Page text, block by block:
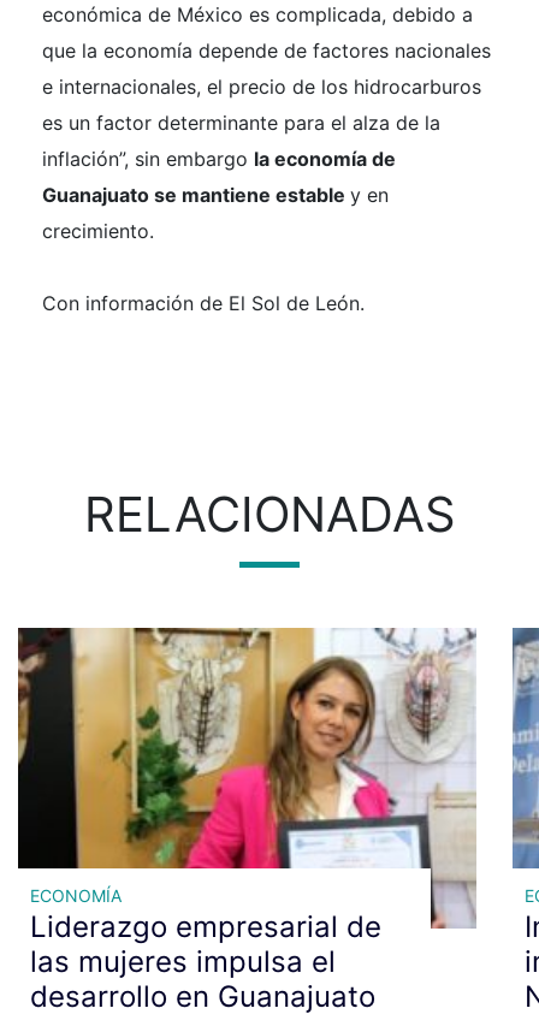
económica de México es complicada, debido a
que la economía depende de factores nacionales
e internacionales, el precio de los hidrocarburos
es un factor determinante para el alza de la
inflación”, sin embargo la economía de
Guanajuato se mantiene estable y en
crecimiento.
Con información de El Sol de León.
RELACIONADAS
ECONOMÍA
Liderazgo empresarial de
las mujeres impulsa el
desarrollo en Guanajuato